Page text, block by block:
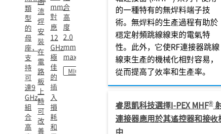
類
型
的
母
座，
支
持
可
達9
GHz,
組
合
高
流
焊
安
裝
在
電
路
板
上
時
可
改
善
mm.
對
應
12
GHz
極
佳
的
插
入
損
耗
和
合
高
度
2.0
mm
max.
MICRO-COAXIAL
的一種特有的無焊料端子技
術。無焊料的生產過程有助於
穩定射頻跳線線束的電氣特
性。此外，它使RF連接器跳線
線束生產的機械化相對容易，
從而提高了效率和生產率。
睿思凱科技選擇I-PEX MHF®
連接器應用於其遙控器和接收
中